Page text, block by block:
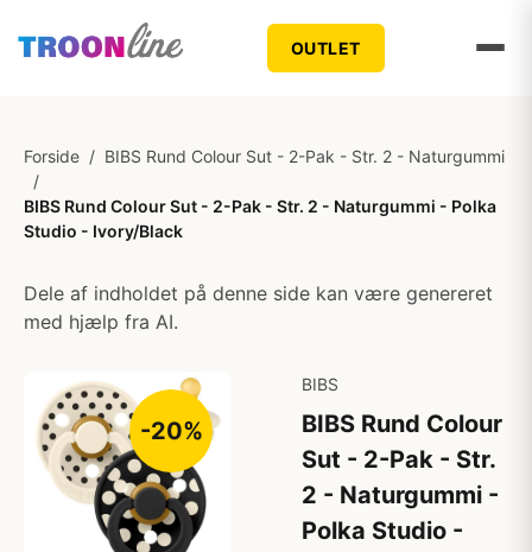
OUTLET
Forside / BIBS Rund Colour Sut - 2-Pak - Str. 2 - Naturgummi
/
BIBS Rund Colour Sut - 2-Pak - Str. 2 - Naturgummi - Polka
Studio - Ivory/Black
Dele af indholdet på denne side kan være genereret
med hjælp fra AI.
-20%
BIBS
BIBS Rund Colour
Sut - 2-Pak - Str.
2 - Naturgummi -
Polka Studio -